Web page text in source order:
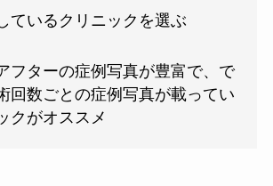
ているクリニックを選ぶ
フターの症例写真が豊富で、で
回数ごとの症例写真が載ってい
クがオススメ